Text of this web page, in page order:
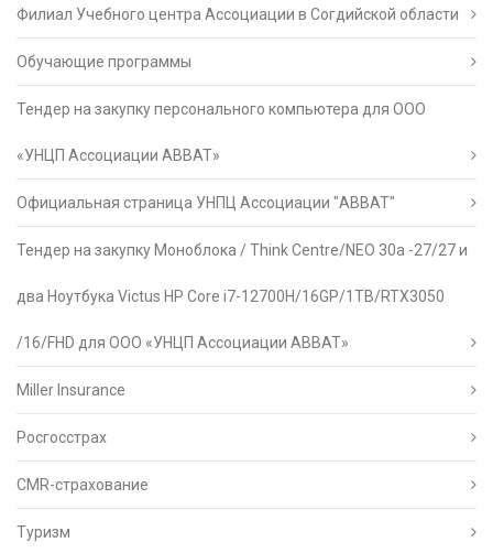
Филиал Учебного центра Ассоциации в Согдийской области
Обучающие программы
Тендер на закупку персонального компьютера для ООО
«УНЦП Ассоциации АВВАТ»
Официальная страница УНПЦ Ассоциации "АВВАТ"
Тендер на закупку Моноблока / Think Centre/NEO 30a -27/27 и
два Ноутбука Victus HP Core i7-12700H/16GP/1TB/RTX3050
/16/FHD для ООО «УНЦП Ассоциации АВВАТ»
Miller Insurance
Росгосстрах
CMR-страхование
Туризм